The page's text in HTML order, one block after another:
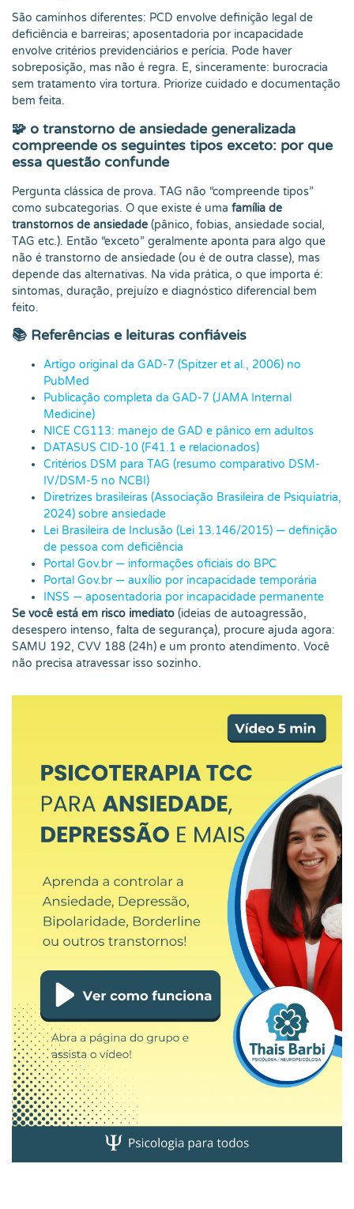
São caminhos diferentes: PCD envolve definição legal de
deficiência e barreiras; aposentadoria por incapacidade
envolve critérios previdenciários e perícia. Pode haver
sobreposição, mas não é regra. E, sinceramente: burocracia
sem tratamento vira tortura. Priorize cuidado e documentação
bem feita.
🧩 o transtorno de ansiedade generalizada
compreende os seguintes tipos exceto: por que
essa questão confunde
Pergunta clássica de prova. TAG não “compreende tipos”
como subcategorias. O que existe é uma família de
transtornos de ansiedade (pânico, fobias, ansiedade social,
TAG etc.). Então “exceto” geralmente aponta para algo que
não é transtorno de ansiedade (ou é de outra classe), mas
depende das alternativas. Na vida prática, o que importa é:
sintomas, duração, prejuízo e diagnóstico diferencial bem
feito.
📚 Referências e leituras confiáveis
Artigo original da GAD-7 (Spitzer et al., 2006) no
PubMed
Publicação completa da GAD-7 (JAMA Internal
Medicine)
NICE CG113: manejo de GAD e pânico em adultos
DATASUS CID-10 (F41.1 e relacionados)
Critérios DSM para TAG (resumo comparativo DSM-
IV/DSM-5 no NCBI)
Diretrizes brasileiras (Associação Brasileira de Psiquiatria,
2024) sobre ansiedade
Lei Brasileira de Inclusão (Lei 13.146/2015) — definição
de pessoa com deficiência
Portal Gov.br — informações oficiais do BPC
Portal Gov.br — auxílio por incapacidade temporária
INSS — aposentadoria por incapacidade permanente
Se você está em risco imediato (ideias de autoagressão,
desespero intenso, falta de segurança), procure ajuda agora:
SAMU 192, CVV 188 (24h) e um pronto atendimento. Você
não precisa atravessar isso sozinho.